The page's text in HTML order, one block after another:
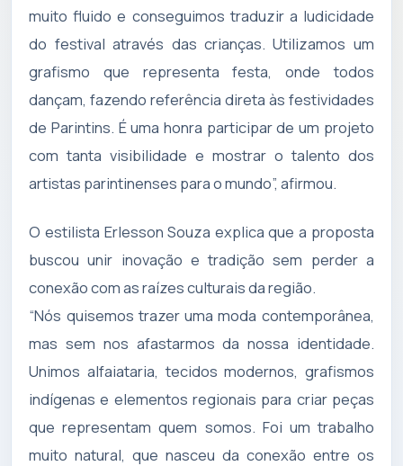
muito fluido e conseguimos traduzir a ludicidade
do festival através das crianças. Utilizamos um
grafismo que representa festa, onde todos
dançam, fazendo referência direta às festividades
de Parintins. É uma honra participar de um projeto
com tanta visibilidade e mostrar o talento dos
artistas parintinenses para o mundo”, afirmou.
O estilista Erlesson Souza explica que a proposta
buscou unir inovação e tradição sem perder a
conexão com as raízes culturais da região.
“Nós quisemos trazer uma moda contemporânea,
mas sem nos afastarmos da nossa identidade.
Unimos alfaiataria, tecidos modernos, grafismos
indígenas e elementos regionais para criar peças
que representam quem somos. Foi um trabalho
muito natural, que nasceu da conexão entre os